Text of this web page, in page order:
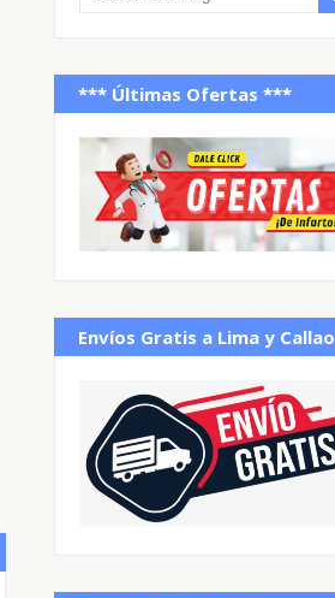
*** Últimas Ofertas ***
Envíos Gratis a Lima y Callao